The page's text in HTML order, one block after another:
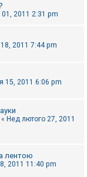
2011 2:31 pm
2011 7:44 pm
15, 2011 6:06 pm
« Нед лютого 27, 2011
лентою
2011 11:40 pm